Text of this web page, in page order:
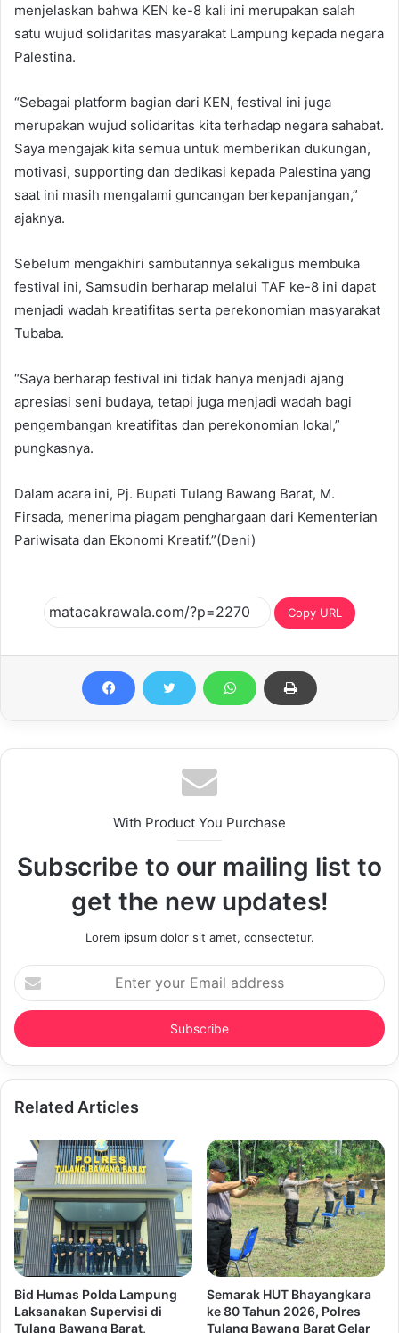
menjelaskan bahwa KEN ke-8 kali ini merupakan salah
satu wujud solidaritas masyarakat Lampung kepada negara
Palestina.
“Sebagai platform bagian dari KEN, festival ini juga
merupakan wujud solidaritas kita terhadap negara sahabat.
Saya mengajak kita semua untuk memberikan dukungan,
motivasi, supporting dan dedikasi kepada Palestina yang
saat ini masih mengalami guncangan berkepanjangan,”
ajaknya.
Sebelum mengakhiri sambutannya sekaligus membuka
festival ini, Samsudin berharap melalui TAF ke-8 ini dapat
menjadi wadah kreatifitas serta perekonomian masyarakat
Tubaba.
“Saya berharap festival ini tidak hanya menjadi ajang
apresiasi seni budaya, tetapi juga menjadi wadah bagi
pengembangan kreatifitas dan perekonomian lokal,”
pungkasnya.
Dalam acara ini, Pj. Bupati Tulang Bawang Barat, M.
Firsada, menerima piagam penghargaan dari Kementerian
Pariwisata dan Ekonomi Kreatif.”(Deni)
Copy URL
With Product You Purchase
Subscribe to our mailing list to
get the new updates!
Lorem ipsum dolor sit amet, consectetur.
Enter
your
Email
address
Related Articles
Bid Humas Polda Lampung
Laksanakan Supervisi di
Tulang Bawang Barat,
Semarak HUT Bhayangkara
ke 80 Tahun 2026, Polres
Tulang Bawang Barat Gelar